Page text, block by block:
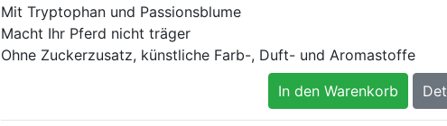
Mit Tryptophan und Passionsblume
Macht Ihr Pferd nicht träger
Ohne Zuckerzusatz, künstliche Farb-, Duft- und Aromastoffe
In den Warenkorb